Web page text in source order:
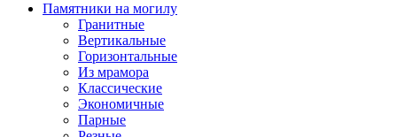
Памятники на могилу
Гранитные
Вертикальные
Горизонтальные
Из мрамора
Классические
Экономичные
Парные